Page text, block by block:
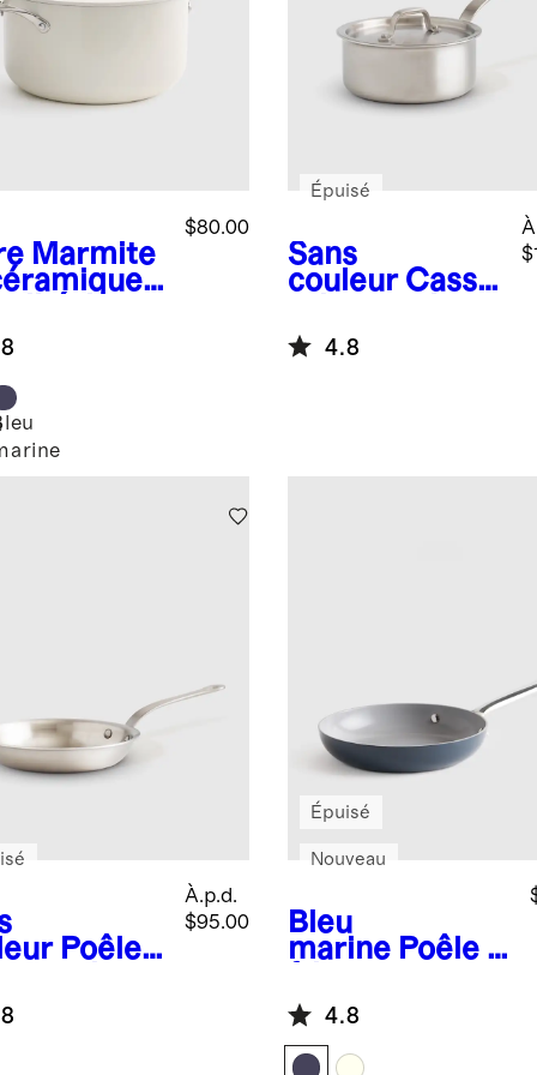
Marmite
$80.00
Sans
couleur Casse
inoxydable à 5
épaisseurs
Épuisé
4.8
Poêle à
à
À.p.d.
$95.00
Bleu
marine Poêle à
antiadhésive
en céramique
de 8 pouces
Épuisé
Nouveau
4.8